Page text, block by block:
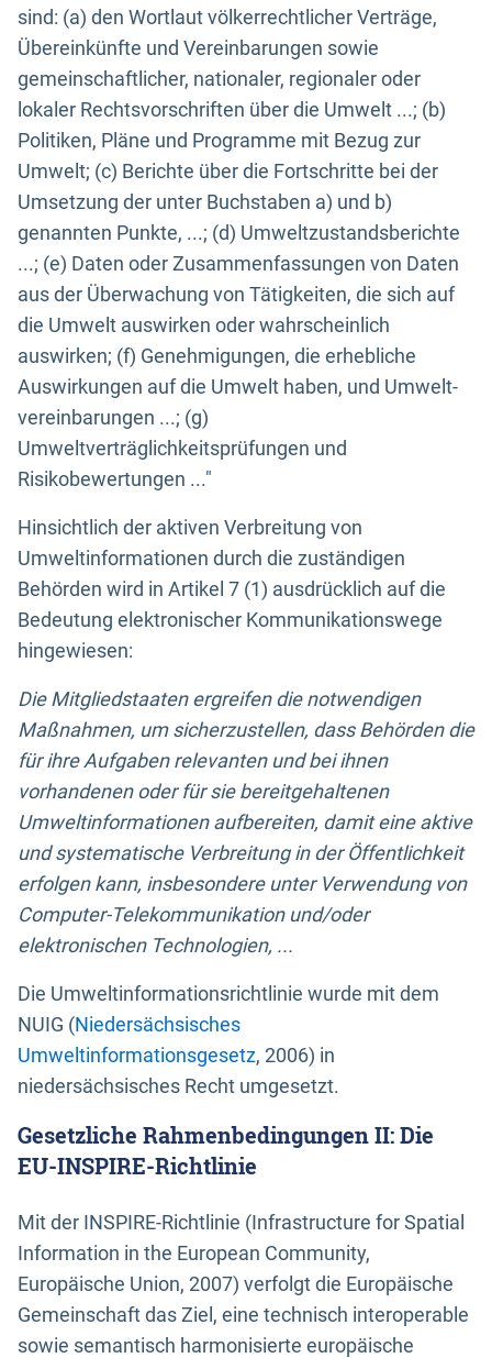
sind: (a) den Wortlaut völkerrechtlicher Verträge,
Übereinkünfte und Vereinbarungen sowie
gemeinschaftlicher, nationaler, regionaler oder
lokaler Rechtsvorschriften über die Umwelt ...; (b)
Politiken, Pläne und Programme mit Bezug zur
Umwelt; (c) Berichte über die Fortschritte bei der
Umsetzung der unter Buchstaben a) und b)
genannten Punkte, ...; (d) Umweltzustandsberichte
...; (e) Daten oder Zusammenfassungen von Daten
aus der Überwachung von Tätigkeiten, die sich auf
die Umwelt auswirken oder wahrscheinlich
auswirken; (f) Genehmigungen, die erhebliche
Auswirkungen auf die Umwelt haben, und Umwelt-
vereinbarungen ...; (g)
Umweltverträglichkeitsprüfungen und
Risikobewertungen ..."
Hinsichtlich der aktiven Verbreitung von
Umweltinformationen durch die zuständigen
Behörden wird in Artikel 7 (1) ausdrücklich auf die
Bedeutung elektronischer Kommunikationswege
hingewiesen:
Die Mitgliedstaaten ergreifen die notwendigen
Maßnahmen, um sicherzustellen, dass Behörden die
für ihre Aufgaben relevanten und bei ihnen
vorhandenen oder für sie bereitgehaltenen
Umweltinformationen aufbereiten, damit eine aktive
und systematische Verbreitung in der Öffentlichkeit
erfolgen kann, insbesondere unter Verwendung von
Computer-Telekommunikation und/oder
elektronischen Technologien, ...
Die Umweltinformationsrichtlinie wurde mit dem
NUIG (Niedersächsisches
Umweltinformationsgesetz, 2006) in
niedersächsisches Recht umgesetzt.
Gesetzliche Rahmenbedingungen II: Die
EU-INSPIRE-Richtlinie
Mit der INSPIRE-Richtlinie (Infrastructure for Spatial
Information in the European Community,
Europäische Union, 2007) verfolgt die Europäische
Gemeinschaft das Ziel, eine technisch interoperable
sowie semantisch harmonisierte europäische